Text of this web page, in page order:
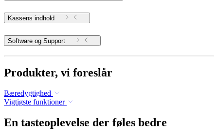
Kassens indhold
Software og Support
Produkter, vi foreslår
Bæredygtighed
Vigtigste funktioner
En tasteoplevelse der føles bedre